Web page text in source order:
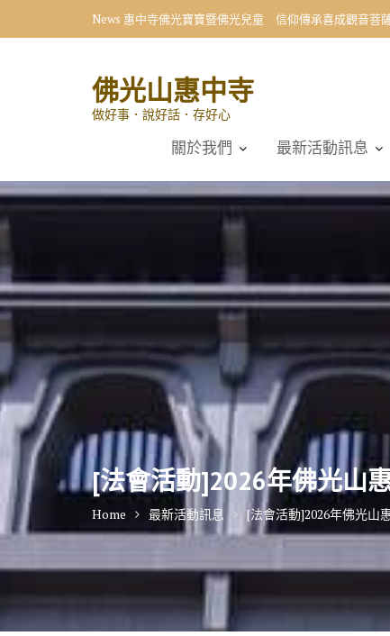
News 惠中寺佛光寶寶暨佛光兒童 信仰傳承喜成觀音菩
佛光山惠中寺
做好事．說好話．存好心
關於我們 最新活動訊息
[法會活動]2026年佛光山
Home 最新活動訊息 [法會活動]2026年佛光山